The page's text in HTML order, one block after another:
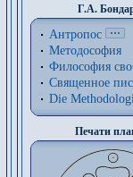
Г.А.
Антропос
Методософия
Философия
Священное
Die
Печати